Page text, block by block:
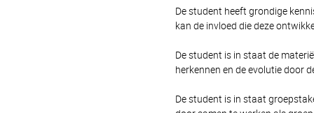
De student heeft grondige
kan de invloed die deze
De student is in staat de
herkennen en de evolutie door
De student is in staat